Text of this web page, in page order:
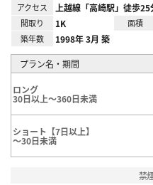
アクセス 上越線「高崎駅」徒歩25
間取り 1K 面積
築年数 1998年 3月 築
プラン名・期間
ロング
30日以上～360日未満
ショート【7日以上】
～30日未満
禁